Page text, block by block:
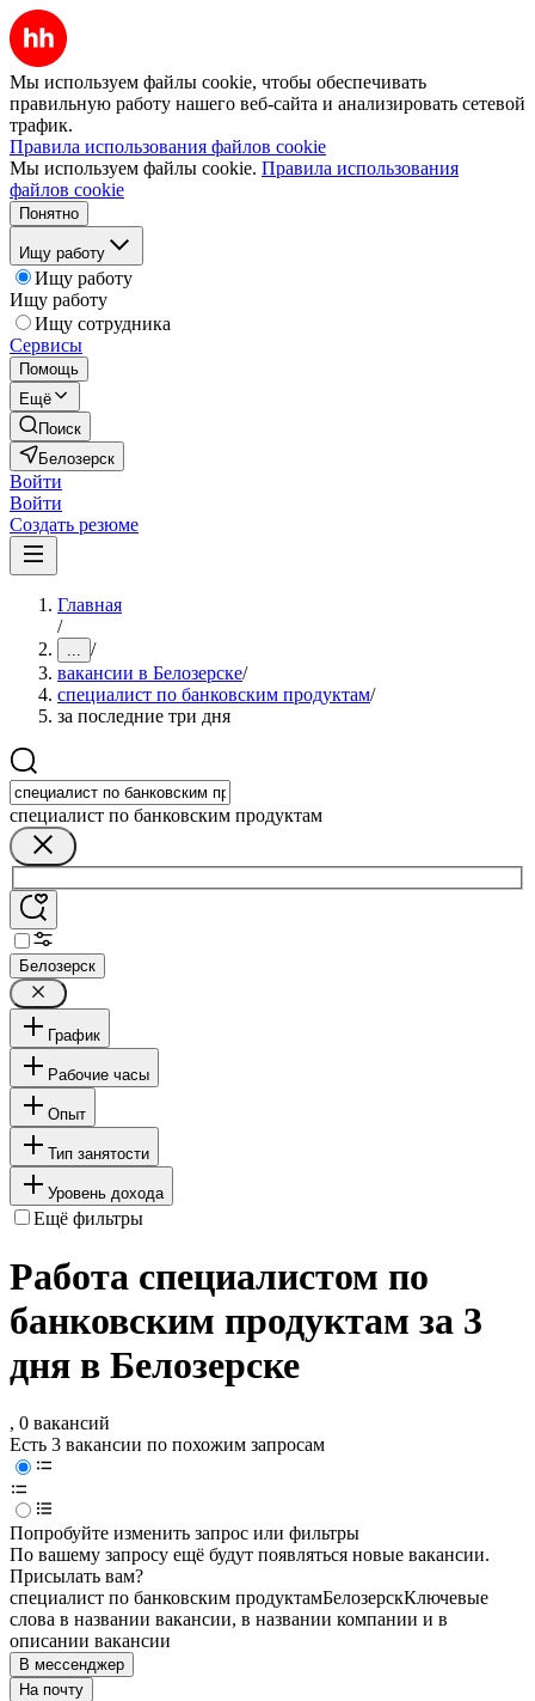
Мы используем файлы cookie, чтобы обеспечивать
правильную работу нашего веб-сайта и анализировать сетевой
трафик.
Правила использования файлов cookie
Мы используем файлы cookie. Правила использования
файлов cookie
Понятно
Ищу работу
Ищу работу
Ищу работу
Ищу сотрудника
Сервисы
Помощь
Ещё
Поиск
Белозерск
Войти
Войти
Создать резюме
Главная
/
... /
вакансии в Белозерске/
специалист по банковским продуктам/
за последние три дня
специалист по банковским продуктам
Белозерск
График
Рабочие часы
Опыт
Тип занятости
Уровень дохода
Ещё фильтры
Работа специалистом по
банковским продуктам за 3
дня в Белозерске
, 0 вакансий
Есть 3 вакансии по похожим запросам
Попробуйте изменить запрос или фильтры
По вашему запросу ещё будут появляться новые вакансии.
Присылать вам?
специалист по банковским продуктамБелозерскКлючевые
слова в названии вакансии, в названии компании и в
описании вакансии
В мессенджер
На почту